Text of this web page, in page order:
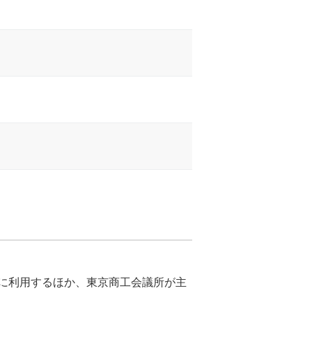
利用するほか、東京商工会議所が主